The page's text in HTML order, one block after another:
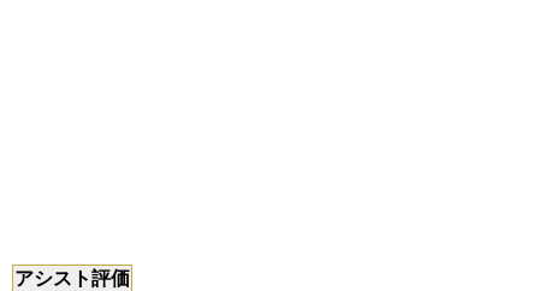
アシスト評価